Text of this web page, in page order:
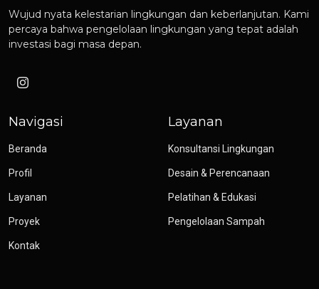
Wujud nyata kelestarian lingkungan dan keberlanjutan. Kami
percaya bahwa pengelolaan lingkungan yang tepat adalah
investasi bagi masa depan.
Navigasi
Beranda
Profil
Layanan
Proyek
Kontak
Layanan
Konsultansi Lingkungan
Desain & Perencanaan
Pelatihan & Edukasi
Pengelolaan Sampah